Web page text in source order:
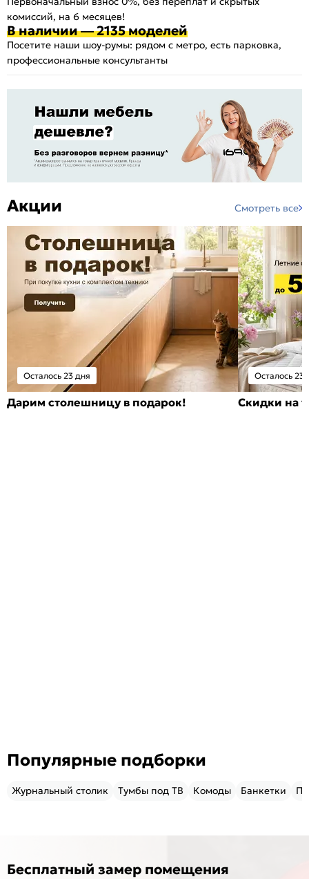
комиссий, на 6 месяцев!
В наличии — 2135 моделей
Посетите наши шоу-румы: рядом с метро, есть парковка,
профессиональные консультанты
Акции Смотреть все
Осталось 23 дня
Дарим столешницу в подарок!
Осталось 23
Скидки на
Популярные подборки
Журнальный столик Тумбы под ТВ Комоды Банкетки
Бесплатный замер помещения